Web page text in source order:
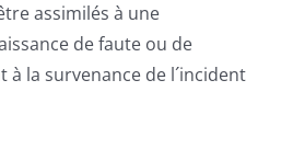
assimilés à une
de faute ou de
la survenance de l´incident